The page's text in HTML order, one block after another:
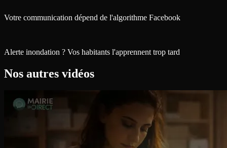
Votre communication dépend de l'algorithme Facebook
Alerte inondation ? Vos habitants l'apprennent trop tard
Nos autres vidéos